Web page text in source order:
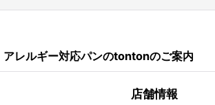
2024年
アレルギー対応パンのtontonのご案内
店舗情報